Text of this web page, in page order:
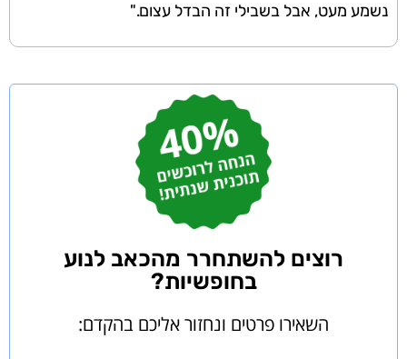
נשמע מעט, אבל בשבילי זה הבדל עצום."
רוצים להשתחרר מהכאב לנוע
בחופשיות?
השאירו פרטים ונחזור אליכם בהקדם: